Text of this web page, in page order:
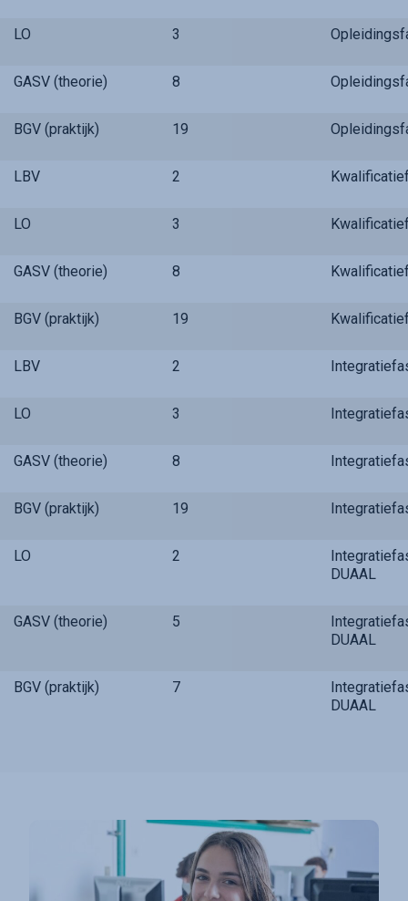
LO 3
GASV (theorie) 8
BGV (praktijk) 19
LBV 2
LO 3
GASV (theorie) 8
BGV (praktijk) 19
LBV 2
LO 3
GASV (theorie) 8
BGV (praktijk) 19
LO 2
DUAAL
GASV (theorie) 5
DUAAL
BGV (praktijk) 7
DUAAL